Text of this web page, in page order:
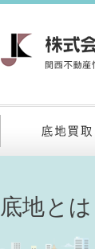
底地とは